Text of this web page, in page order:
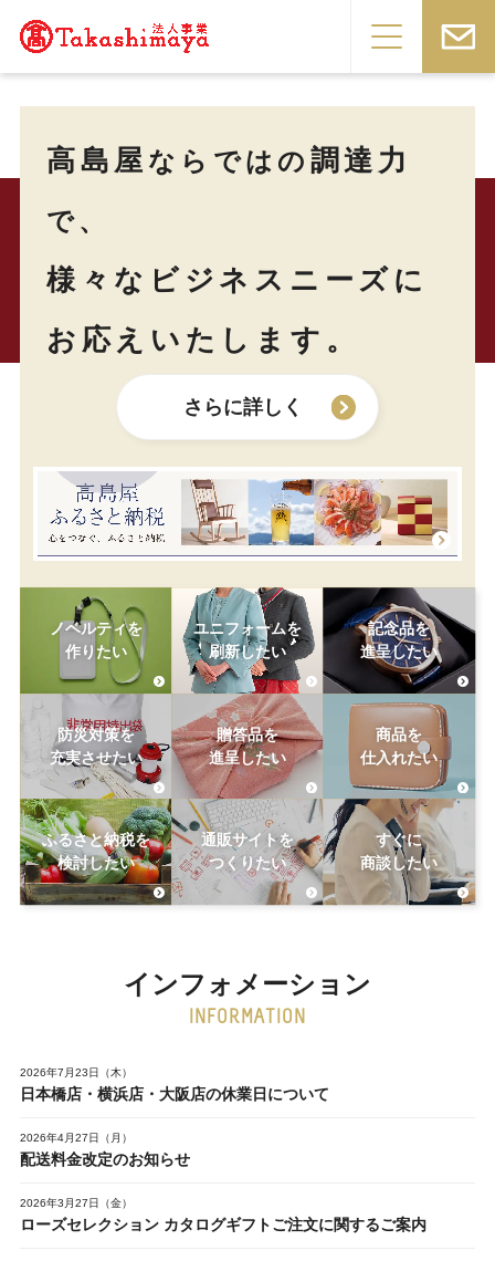
高島屋 ならではの 調達力
で、
様々な ビジネスニーズに
お応えいたします。
さらに詳しく
ノベルティを
作りたい
ユニフォームを
刷新したい
記念品を
進呈したい
防災対策を
充実させたい
贈答品を
進呈したい
商品を
仕入れたい
ふるさと納税を
検討したい
通販サイトを
つくりたい
すぐに
商談したい
インフォメーション
INFORMATION
2026年7月23日（木）
日本橋店・横浜店・大阪店の休業日について
2026年4月27日（月）
配送料金改定のお知らせ
2026年3月27日（金）
ローズセレクション カタログギフトご注文に関するご案内